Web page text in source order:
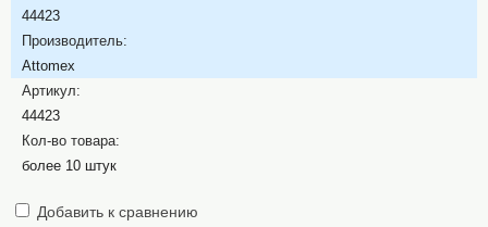
44423
Производитель:
Attomex
Артикул:
44423
Кол-во товара:
более 10 штук
Добавить к сравнению